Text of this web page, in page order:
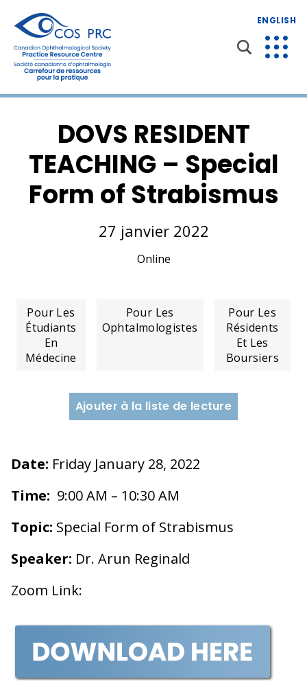
ENGLISH
DOVS RESIDENT
TEACHING – Special
Form of Strabismus
27 janvier 2022
Online
Pour Les
Étudiants
En
Médecine
Pour Les
Ophtalmologistes
Pour Les
Résidents
Et Les
Boursiers
Ajouter à la liste de lecture
Date: Friday January 28, 2022
Time: 9:00 AM – 10:30 AM
Topic: Special Form of Strabismus
Speaker: Dr. Arun Reginald
Zoom Link: